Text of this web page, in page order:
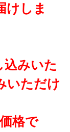
けしま
込みいた
いただけ
格で